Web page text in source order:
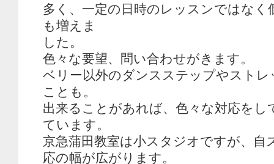
多く、一定の日時のレッスンではなく
も増えま
した。
色々な要望、問い合わせがきます。
ベリー以外のダンスステップやストレ
ことも。
出来ることがあれば、色々な対応をし
ています。
京急蒲田教室は小スタジオですが、自
応の幅が広がります。